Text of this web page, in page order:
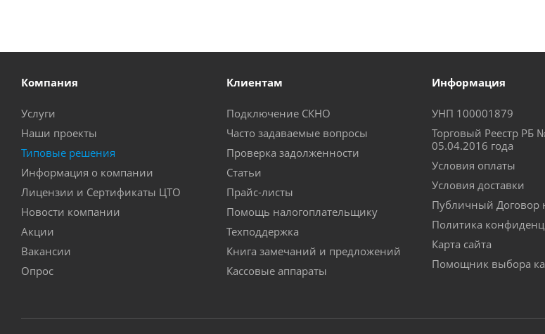
Компания
Услуги
Наши проекты
Типовые решения
Информация о компании
Лицензии и Сертификаты ЦТО
Новости компании
Акции
Вакансии
Опрос
Клиентам
Подключение СКНО
Часто задаваемые вопросы
Проверка задолженности
Статьи
Прайс-листы
Помощь налогоплательщику
Техподдержка
Книга замечаний и предложений
Кассовые аппараты
Информация
УНП 100001879
Торговый Реестр РБ
05.04.2016 года
Условия оплаты
Условия доставки
Публичный Договор
Политика
Карта сайта
Помощник выбора